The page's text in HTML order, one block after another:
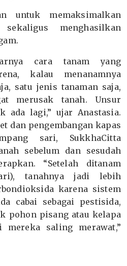
untuk memaksimalkan
menghasilkan
cara tanam yang
kalau menanamnya
satu jenis tanaman saja,
merusak tanah. Unsur
ada lagi,” ujar Anastasia.
dan pengembangan kapas
sari, SukkhaCitta
sebelum dan sesudah
“Setelah ditanam
tanahnya jadi lebih
karena sistem
cabai sebagai pestisida,
pohon pisang atau kelapa
mereka saling merawat,”